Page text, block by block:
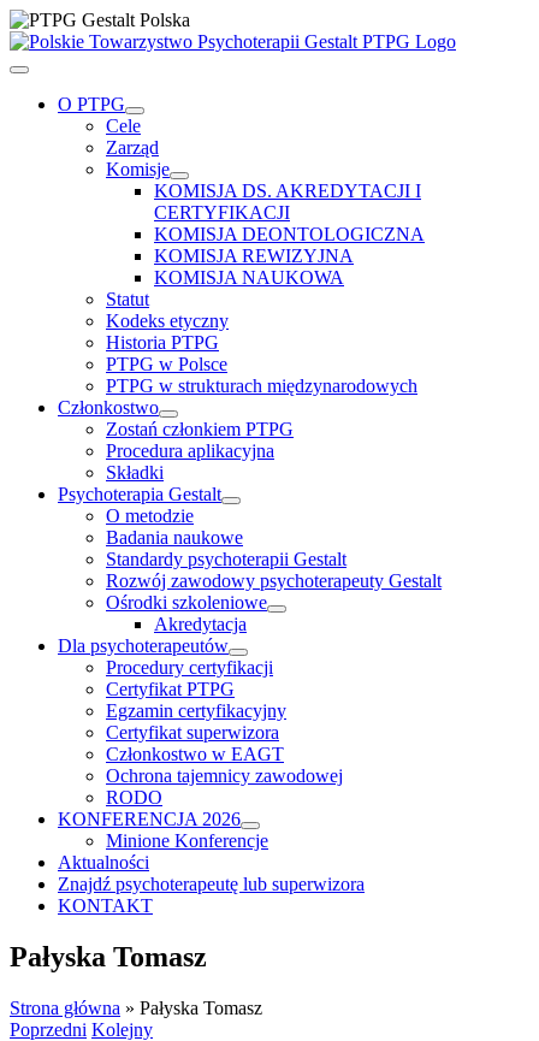
Przejdź
do
zawartości
Toggle
NavigationO PTPG
Cele
Zarząd
Komisje
KOMISJA DS. AKREDYTACJI I
CERTYFIKACJI
KOMISJA DEONTOLOGICZNA
KOMISJA REWIZYJNA
KOMISJA NAUKOWA
Statut
Kodeks etyczny
Historia PTPG
PTPG w Polsce
PTPG w strukturach międzynarodowych
Członkostwo
Zostań członkiem PTPG
Procedura aplikacyjna
Składki
Psychoterapia Gestalt
O metodzie
Badania naukowe
Standardy psychoterapii Gestalt
Rozwój zawodowy psychoterapeuty Gestalt
Ośrodki szkoleniowe
Akredytacja
Dla psychoterapeutów
Procedury certyfikacji
Certyfikat PTPG
Egzamin certyfikacyjny
Certyfikat superwizora
Członkostwo w EAGT
Ochrona tajemnicy zawodowej
RODO
KONFERENCJA 2026
Minione Konferencje
Aktualności
Znajdź psychoterapeutę lub superwizora
KONTAKT
Pałyska Tomasz
Strona główna » Pałyska Tomasz
Poprzedni Kolejny